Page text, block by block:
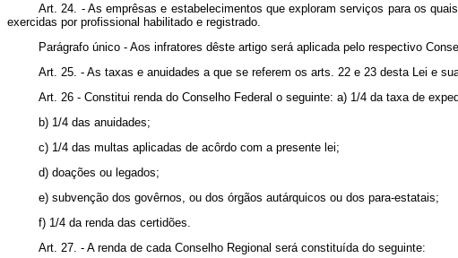
Art. 24. - As emprêsas e estabelecimentos que exploram serviços para os
exercidas por profissional habilitado e registrado.
Parágrafo único - Aos infratores dêste artigo será aplicada pelo respectivo
Art. 25. - As taxas e anuidades a que se referem os arts. 22 e 23 desta Lei e
Art. 26 - Constitui renda do Conselho Federal o seguinte: a) 1/4 da taxa de
b) 1/4 das anuidades;
c) 1/4 das multas aplicadas de acôrdo com a presente lei;
d) doações ou legados;
e) subvenção dos govêrnos, ou dos órgãos autárquicos ou dos para-estatais;
f) 1/4 da renda das certidões.
Art. 27. - A renda de cada Conselho Regional será constituída do seguinte: